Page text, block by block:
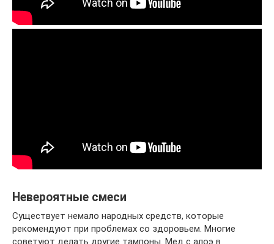
Невероятные смеси
Существует немало народных средств, которые
рекомендуют при проблемах со здоровьем. Многие
советуют делать другие тампоны. Мед с алоэ в